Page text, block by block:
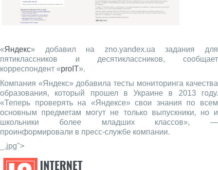
«Яндекс» добавил на zno.yandex.ua задания для
пятиклассников и десятиклассников, сообщает
корреспондент «proIT».
Компания «Яндекс» добавила тесты мониторинга качества
образования, который прошел в Украине в 2013 году.
«Теперь проверять на «Яндексе» свои знания по всем
основным предметам могут не только выпускники, но и
школьники более младших классов», —
проинформировали в пресс-службе компании.
_.jpg">